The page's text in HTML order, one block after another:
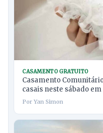
CASAMENTO GRATUITO
Casamento
casais neste sábado
Por Yan Simon